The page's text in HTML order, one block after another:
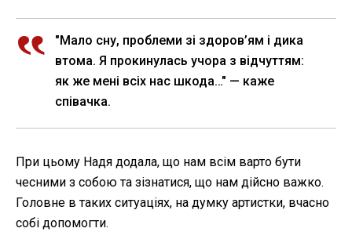
"Мало сну, проблеми зі здоров’ям і дика
втома. Я прокинулась учора з відчуттям:
як же мені всіх нас шкода…" — каже
співачка.
При цьому Надя додала, що нам всім варто бути
чесними з собою та зізнатися, що нам дійсно важко.
Головне в таких ситуаціях, на думку артистки, вчасно
собі допомогти.